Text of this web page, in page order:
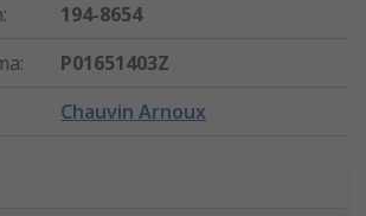
:
194-8654
:
P01651403Z
Chauvin Arnoux